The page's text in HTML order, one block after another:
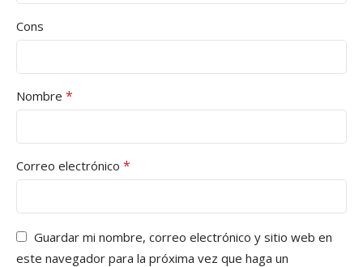
Cons
Nombre *
Correo electrónico *
Guardar mi nombre, correo electrónico y sitio web en
este navegador para la próxima vez que haga un